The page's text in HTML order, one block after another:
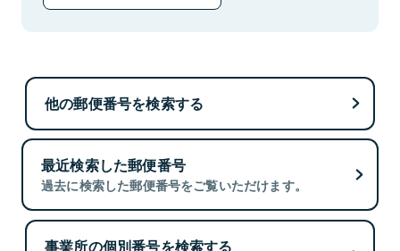
他の郵便番号を検索する
最近検索した郵便番号
過去に検索した郵便番号をご覧いただけます。
事業所の個別番号を検索する